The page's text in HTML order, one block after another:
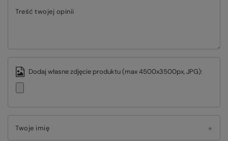
Treść twojej opinii
Dodaj własne zdjęcie produktu (max 4500x3500px, JPG):
Twoje imię